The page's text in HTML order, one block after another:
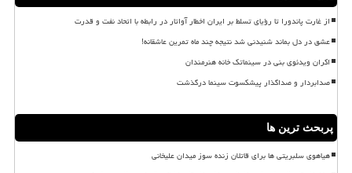
از غارت پاندورا تا رؤیای تسلط بر ایران اخطار آواتار در رابطه با اتحاد نفت و قدرت
عشق در دل بماند شنیدنی شد نتیجه چند ماه تمرین عاشقانه!
اکران ویدئوی بنی در سینماتک خانه هنرمندان
صدابردار و صداگذار پیشکسوت سینما درگذشت
پربحث ترین ها
هیاهوی سلبریتی ها برای قاتلان زنده سوز میدان علیخانی